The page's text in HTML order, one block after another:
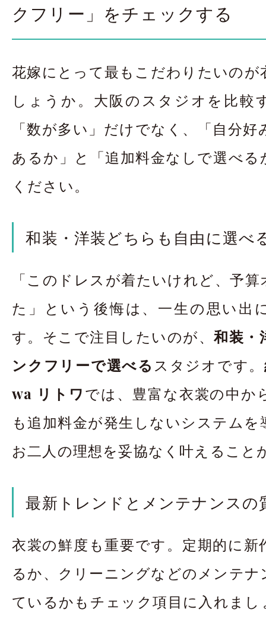
クフリー」をチェックする
花嫁にとって最もこだわりたいのが
しょうか。大阪のスタジオを比較
「数が多い」だけでなく、「自分
あるか」と「追加料金なしで選べる
ください。
和装・洋装どちらも自由に選べ
「このドレスが着たいけれど、予
た」という後悔は、一生の思い出
す。そこで注目したいのが、和装・
ンクフリーで選べる スタジオです。
wa リトワでは、豊富な衣裳の中か
も追加料金が発生しないシステム
お二人の理想を妥協なく叶えること
最新トレンドとメンテナンスの
衣裳の鮮度も重要です。定期的に新
るか、クリーニングなどのメンテ
ているかもチェック項目に入れまし